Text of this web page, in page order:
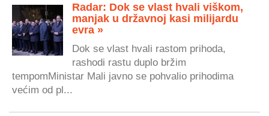
Radar: Dok se vlast hvali viškom,
manjak u državnoj kasi milijardu
evra »
Dok se vlast hvali rastom prihoda,
rashodi rastu duplo bržim
tempomMinistar Mali javno se pohvalio prihodima
većim od pl...